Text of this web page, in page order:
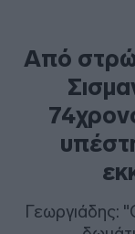
Από
Γεωργιάδης: